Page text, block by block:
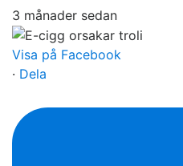
3 månader sedan
Visa på Facebook
· Dela